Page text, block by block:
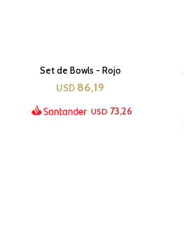
Set de Bowls - Rojo
USD 86,19
USD 73,26